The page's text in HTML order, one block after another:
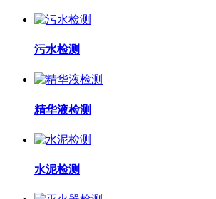
污水检测
精华液检测
水泥检测